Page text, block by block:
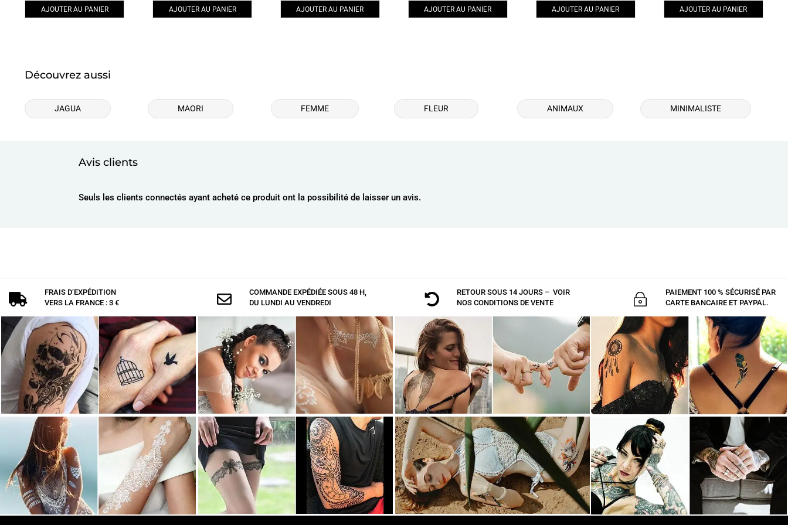
sur 5
AJOUTER AU PANIER AJOUTER AU PANIER AJOUTER AU PANIER AJOUTER AU PANIER
sur 5
AJOUTER AU PANIER AJOUTER AU PANIER
Découvrez aussi
JAGUA MAORI FEMME FLEUR ANIMAUX MINIMALISTE
Avis clients
Seuls les clients connectés ayant acheté ce produit ont la possibilité de laisser un avis.

FRAIS D’EXPÉDITION
VERS LA FRANCE : 3 €

COMMANDE EXPÉDIÉE SOUS 48 H,
DU LUNDI AU VENDREDI

RETOUR SOUS 14 JOURS – VOIR
NOSCONDITIONS DE VENTE ~
PAIEMENT 100 % SÉCURISÉ PAR
CARTE BANCAIRE ET PAYPAL.